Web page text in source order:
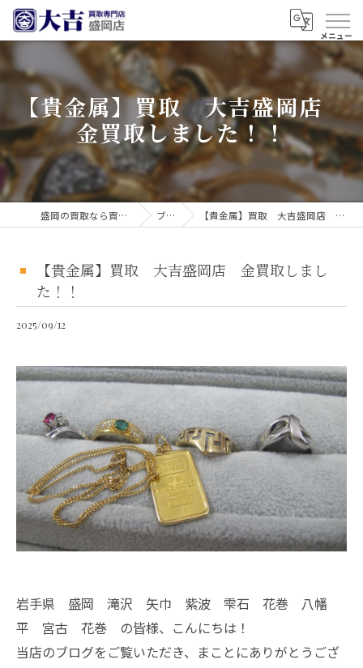
【貴金属】買取 大吉盛岡店
金買取しました！！
盛岡の買取なら買取大吉 盛岡店 ブログ 【貴金属】買取 大吉盛岡店 金買取しました！！
【貴金属】買取 大吉盛岡店 金買取しまし
た！！
2025/09/12
岩手県 盛岡 滝沢 矢巾 紫波 雫石 花巻 八幡
平 宮古 花巻 の皆様、こんにちは！
当店のブログをご覧いただき、まことにありがとうござ